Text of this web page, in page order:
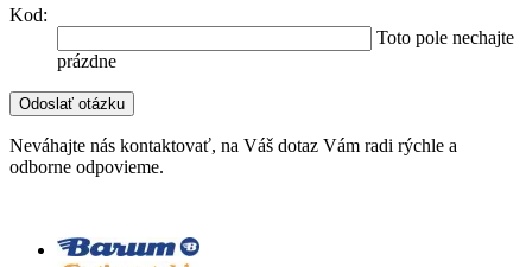
Kod:
Toto pole nechajte
prázdne
Neváhajte nás kontaktovať, na Váš dotaz Vám radi rýchle a
odborne odpovieme.